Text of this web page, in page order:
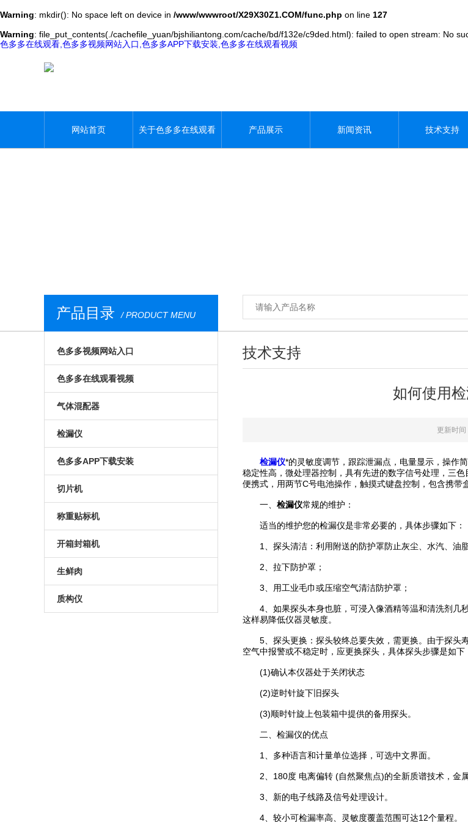
Warning: mkdir(): No space left on device in /www/wwwroot/X29X30Z1.COM/func.php on line 127
Warning: file_put_contents(./cachefile_yuan/bjshiliantong.com/cache/bd/f132e/c9ded.html): failed to open stream: No
色多多在线观看,色多多视频网站入口,色多多APP下载安装,色多多在线观看视频
网站首页 关于色多多在线观看 产品展示 新闻资讯 技术支持
产品目录 / PRODUCT MENU
色多多视频网站入口
气调包装分析仪
安瓿瓶色多多视频网站入口
西林瓶色多多视频网站入口
荧光法色多多视频网站入口
食品色多多视频网站入口
便携式色多多视频网站入口
进口色多多视频网站入口
药品色多多视频网站入口
无损色多多视频网站入口
色多多在线观看视频
膜康分析仪
台式顶空气体分析仪
无损色多多在线观看视频
荧光法色多多在线观看视频
在线色多多在线观看视频
食品包装色多多在线观看视频
药品包装色多多在线观看视频
气体混配器
气调包装气体混配器
机械旋钮式气体混配器
数字式气体混配器
食品包装气体混配器
检漏仪
透湿仪
透过率测试仪
在线检漏仪
包装检漏仪
无损包装检漏仪
食品包装检漏仪
色多多APP下载安装
预制菜食品色多多APP下载安装
气调色多多APP下载安装
真空贴体色多多APP下载安装
真空色多多APP下载安装
预制托盒色多多APP下载安装
切片机
全自动切片机
手动切片机
称重贴标机
入门级称重贴标机
高性能称重贴标机
开箱封箱机
套袋机
生鲜肉
生鲜肉气调包装品控方案
质构仪
技术支持
如何使用
更新时
检漏仪*的灵敏度调节，跟踪泄漏点，电量显示，操作
稳定性高，微处理器控制，具有先进的数字信号处理，三
便携式，用两节C号电池操作，触摸式键盘控制，包含携带
一、 检漏仪常规的维护：
适当的维护您的检漏仪是非常必要的，具体步骤如下：
1、探头清洁：利用附送的防护罩防止灰尘、水汽、油脂
2、拉下防护罩；
3、用工业毛巾或压缩空气清洁防护罩；
4、如果探头本身也脏，可浸入像酒精等温和清洗剂几秒
这样易降低仪器灵敏度。
5、探头更换：探头较终总要失效，需更换。由于探头
空气中报警或不稳定时，应更换探头，具体探头步骤是如下
(1)确认本仪器处于关闭状态
(2)逆时针旋下旧探头
(3)顺时针旋上包装箱中提供的备用探头。
二、检漏仪的优点
1、多种语言和计量单位选择，可选中文界面。
2、180度 电离偏转 (自然聚焦点)的全新质谱技术，金属
3、新的电子线路及信号处理设计。
4、较小可检漏率高、灵敏度覆盖范围可达12个量程。